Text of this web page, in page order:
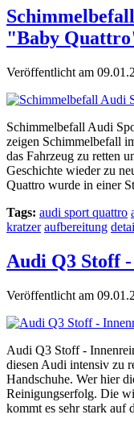
"Baby
Veröffentlicht am
Schimmelbefall Audi
zeigen Schimmelbefall
das Fahrzeug zu retten
Geschichte wieder zu
Quattro wurde in einer
Tags: audi sport quattro
kratzer aufbereitung
Audi Q3 Stoff
Veröffentlicht am
Audi Q3 Stoff -
diesen Audi intensiv zu
Handschuhe. Wer hier
Reinigungserfolg. Die
kommt es sehr stark auf